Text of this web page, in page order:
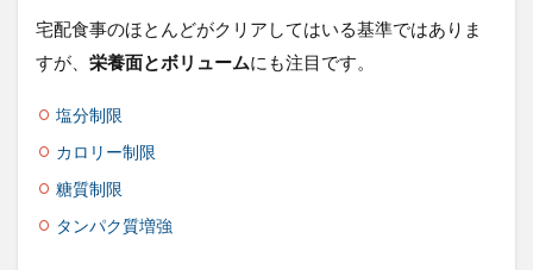
2.10
単身
赴任
中の
宅食
がお
すす
宅配食事のほとんどがクリアしてはいる基準ではありま
すが、 栄養面とボリュームにも注目です。
塩分制限
カロリー制限
糖質制限
タンパク質増強